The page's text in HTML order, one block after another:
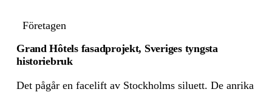
Företagen
Grand Hôtels fasad­projekt, Sveriges tyngsta
historiebruk
Det pågår en facelift av Stockholms siluett. De anrika